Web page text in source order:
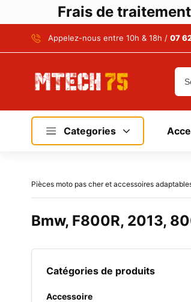
Frais de
Appelez-nous entre 10h & 18h / 07
Categories
Pièces moto pas cher et accessoires
Bmw, F800R, 2013,
Catégories de produits
Accessoire